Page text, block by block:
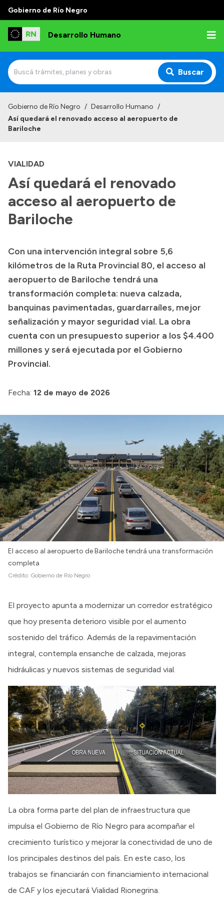
Gobierno de Río Negro
Desarrollo Humano
Buscar
Institucional
Autoridades
Delegaciones
Normativa
Presupuesto
Boletín Oficial
Compras y licitaciones
Consulta de expedientes
Consulta de pago a proveedores
Convocatorias
Gobierno de Río Negro / Desarrollo Humano /
Así quedará el renovado acceso al aeropuerto de
Bariloche
VIALIDAD
Así quedará el renovado
acceso al aeropuerto de
Bariloche
Con una intervención integral sobre 5,6
kilómetros de la Ruta Provincial 80, el acceso al
aeropuerto de Bariloche tendrá una
transformación completa: nueva calzada,
banquinas pavimentadas, guardarraíles, mejor
señalización y mayor seguridad vial. La obra
cuenta con un presupuesto superior a los $4.400
millones y será ejecutada por el Gobierno
Provincial.
Fecha: 12 de mayo de 2026
El acceso al aeropuerto de Bariloche tendrá una transformación
completa
Crédito: Gobierno de Río Negro
El proyecto apunta a modernizar un corredor estratégico
que hoy presenta deterioro visible por el aumento
sostenido del tráfico. Además de la repavimentación
integral, contempla ensanche de calzada, mejoras
hidráulicas y nuevos sistemas de seguridad vial.
La obra forma parte del plan de infraestructura que
impulsa el Gobierno de Río Negro para acompañar el
crecimiento turístico y mejorar la conectividad de uno de
los principales destinos del país. En este caso, los
trabajos se financiarán con financiamiento internacional
de CAF y los ejecutará Vialidad Rionegrina.